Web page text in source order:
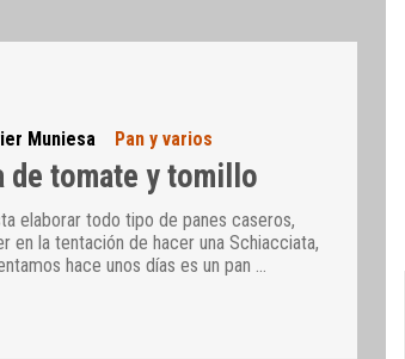
Muniesa Pan y varios
de tomate y tomillo
elaborar todo tipo de panes caseros,
en la tentación de hacer una Schiacciata,
hace unos días es un pan …